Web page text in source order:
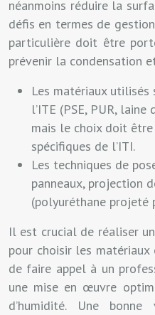
néanmoins réduire la
défis en termes de
particulière doit être
prévenir la condensation
Les matériaux
l’ITE (PSE, PUR,
mais le choix doit
spécifiques de l’ITI.
Les techniques de
panneaux, projection
(polyuréthane projeté
Il est crucial de réaliser
pour choisir les
de faire appel à un
une mise en œuvre
d’humidité. Une